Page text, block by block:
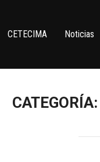
CETECIMA Noticias
CATEGORÍA: